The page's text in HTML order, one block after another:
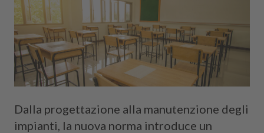
Dalla progettazione alla manutenzione degli
impianti, la nuova norma introduce un